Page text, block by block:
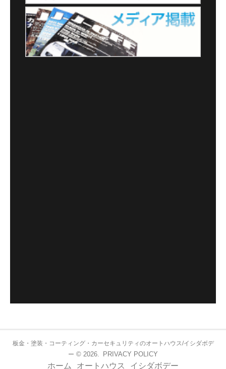
板金・塗装・コーティング・カーセキュリティのオートハウス/イシダボデ
ー © 2026. PRIVACY POLICY
ホーム オートハウス イシダボデー